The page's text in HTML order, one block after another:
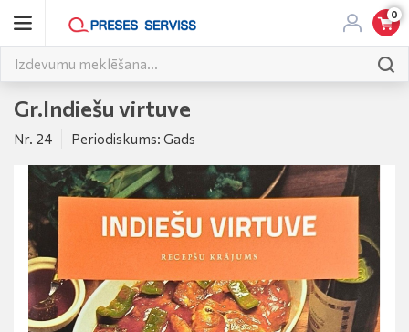
0
Gr.Indiešu virtuve
Nr. 24 Periodiskums: Gads